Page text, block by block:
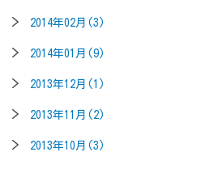
2014年02月(3)
2014年01月(9)
2013年12月(1)
2013年11月(2)
2013年10月(3)